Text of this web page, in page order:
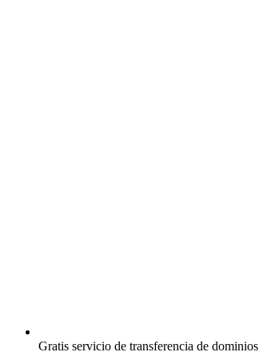
Gratis servicio de transferencia de dominios